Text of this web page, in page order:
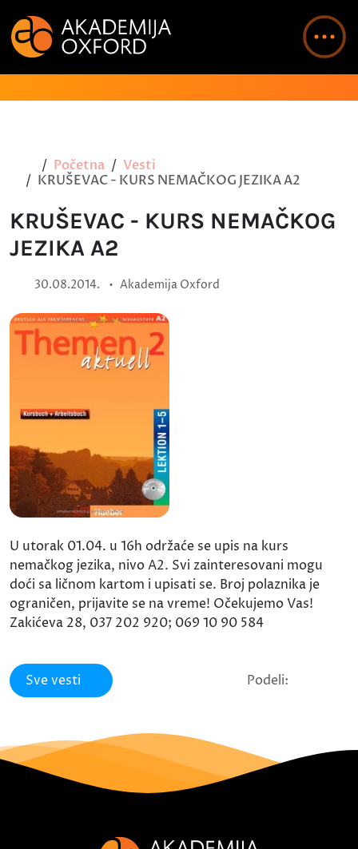
Početna
Vesti
KRUŠEVAC - KURS NEMAČKOG JEZIKA A2
KRUŠEVAC - KURS NEMAČKOG
JEZIKA A2
30.08.2014. • Akademija Oxford
U utorak 01.04. u 16h održaće se upis na kurs
nemačkog jezika, nivo A2. Svi zainteresovani mogu
doći sa ličnom kartom i upisati se. Broj polaznika je
ograničen, prijavite se na vreme! Očekujemo Vas!
Zakićeva 28, 037 202 920; 069 10 90 584
Sve vesti Podeli: